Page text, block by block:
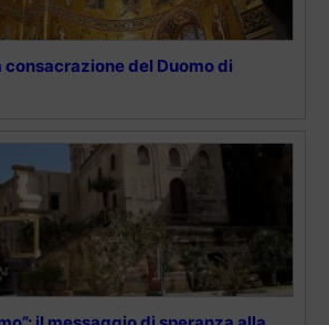
consacrazione del Duomo di